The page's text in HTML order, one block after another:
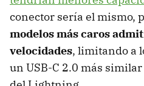
conector sería el mismo,
modelos más caros
velocidades, limitando a
un USB-C 2.0 más